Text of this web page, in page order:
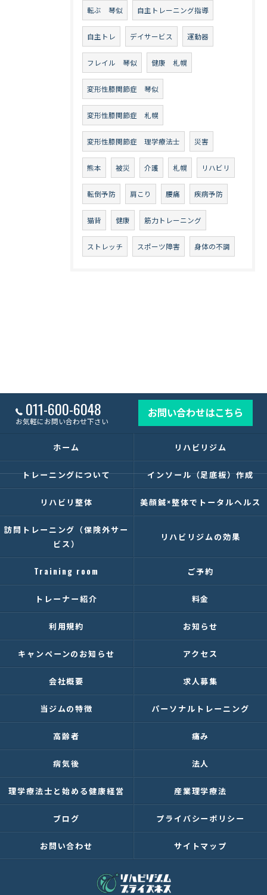
転ぶ 琴似 自主トレーニング指導
自主トレ デイサービス 運動器
フレイル 琴似 健康 札幌
変形性膝関節症 琴似
変形性膝関節症 札幌
変形性膝関節症 理学療法士 災害
熊本 被災 介護 札幌 リハビリ
転倒予防 肩こり 腰痛 疾病予防
猫背 健康 筋力トレーニング
ストレッチ スポーツ障害 身体の不調
011-600-6048
お気軽にお問い合わせ下さい
お問い合わせはこちら
ホーム リハビリジム
トレーニングについて インソール（足底板）作成
リハビリ整体 美顔鍼×整体でトータルヘルス
訪問トレーニング（保険外サー
ビス）
リハビリジムの効果
Training room ご予約
トレーナー紹介 料金
利用規約 お知らせ
キャンペーンのお知らせ アクセス
会社概要 求人募集
当ジムの特徴 パーソナルトレーニング
高齢者 痛み
病気後 法人
理学療法士と始める健康経営 産業理学療法
ブログ プライバシーポリシー
お問い合わせ サイトマップ